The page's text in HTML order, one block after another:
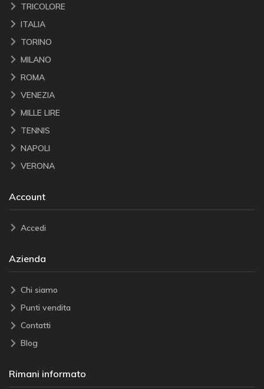
TRICOLORE
ITALIA
TORINO
MILANO
ROMA
VENEZIA
MILLE LIRE
TENNIS
NAPOLI
VERONA
Account
Accedi
Azienda
Chi siamo
Punti vendita
Contatti
Blog
Rimani informato